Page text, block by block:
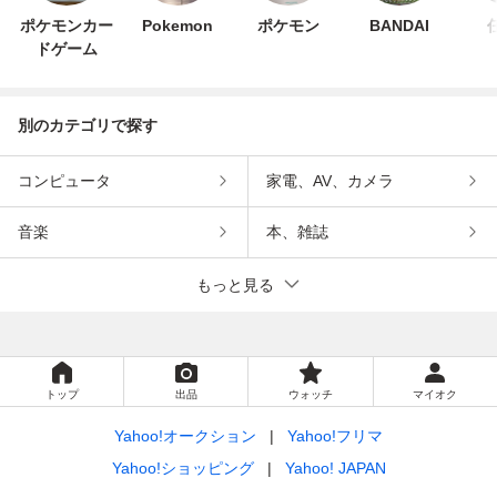
ポケモンカー
ドゲーム
Pokemon ポケモン BANDAI
別のカテゴリで探す
コンピュータ 家電、AV、カメラ
音楽 本、雑誌
もっと見る
トップ 出品 ウォッチ マイオク
Yahoo!オークション
Yahoo!フリマ
Yahoo!ショッピング
Yahoo! JAPAN